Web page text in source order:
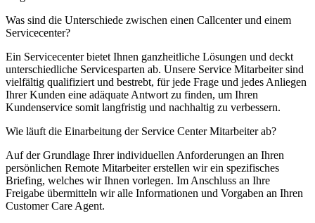
Was sind die Unterschiede zwischen einen Callcenter und einem
Servicecenter?
Ein Servicecenter bietet Ihnen ganzheitliche Lösungen und deckt
unterschiedliche Servicesparten ab. Unsere Service Mitarbeiter sind
vielfältig qualifiziert und bestrebt, für jede Frage und jedes Anliegen
Ihrer Kunden eine adäquate Antwort zu finden, um Ihren
Kundenservice somit langfristig und nachhaltig zu verbessern.
Wie läuft die Einarbeitung der Service Center Mitarbeiter ab?
Auf der Grundlage Ihrer individuellen Anforderungen an Ihren
persönlichen Remote Mitarbeiter erstellen wir ein spezifisches
Briefing, welches wir Ihnen vorlegen. Im Anschluss an Ihre
Freigabe übermitteln wir alle Informationen und Vorgaben an Ihren
Customer Care Agent.